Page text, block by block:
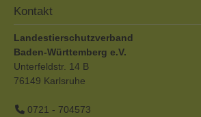
Kontakt
Landestierschutzverband
Baden-Württemberg e.V.
Unterfeldstr. 14 B
76149 Karlsruhe
0721 - 704573